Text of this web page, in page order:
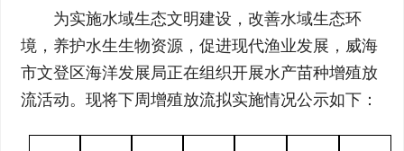
为实施水域生态文明建设，改善水域生态环
境，养护水生生物资源，促进现代渔业发展，威海
市文登区海洋发展局正在组织开展水产苗种增殖放
流活动。现将下周增殖放流拟实施情况公示如下：